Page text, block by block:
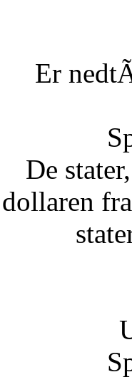
Er
De
dollaren